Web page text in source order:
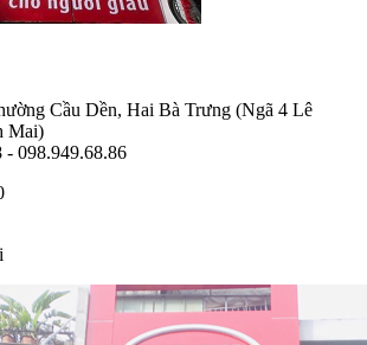
Cầu Dền, Hai Bà Trưng (Ngã 4 Lê
Mai)
- 098.949.68.86